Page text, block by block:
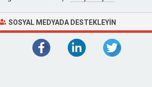
SOSYAL MEDYADA DESTEKLEYIN